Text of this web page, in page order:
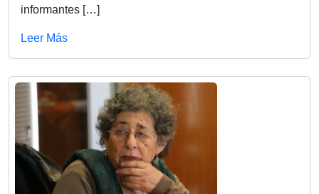
informantes […]
Leer Más